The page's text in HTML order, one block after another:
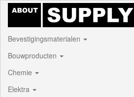
Bevestigingsmaterialen
Bouwproducten
Chemie
Elektra